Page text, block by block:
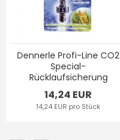
Dennerle Profi-Line CO2
Special-
Rücklaufsicherung
14,24 EUR
14,24 EUR pro Stück